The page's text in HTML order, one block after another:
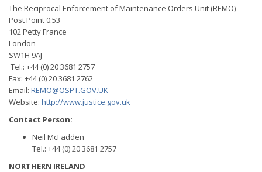
The Reciprocal Enforcement of Maintenance Orders Unit (REMO)
Post Point 0.53
102 Petty France
London
SW1H 9AJ
Tel.: +44 (0) 20 3681 2757
Fax: +44 (0) 20 3681 2762
Email: REMO@OSPT.GOV.UK
Website: http://www.justice.gov.uk
Contact Person:
Neil McFadden
Tel.: +44 (0) 20 3681 2757
NORTHERN IRELAND